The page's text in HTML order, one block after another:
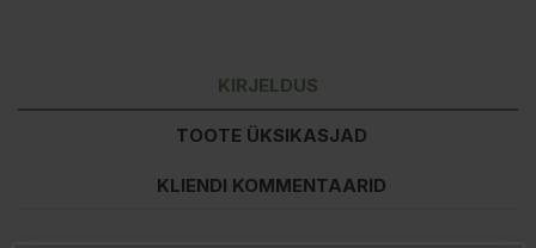
KIRJELDUS
TOOTE ÜKSIKASJAD
KLIENDI KOMMENTAARID